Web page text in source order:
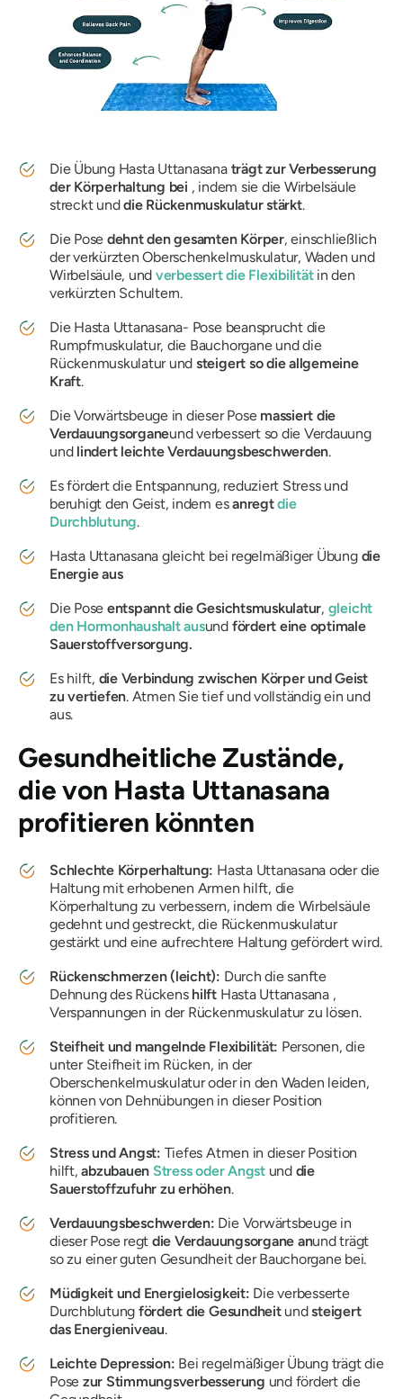
Die Übung Hasta Uttanasana trägt zur Verbesserung
der Körperhaltung bei , indem sie die Wirbelsäule
streckt unddie Rückenmuskulatur stärkt.
Die Pose dehnt den gesamten Körper, einschließlich
der verkürzten Oberschenkelmuskulatur, Waden und
Wirbelsäule, und verbessert die Flexibilitätin den
verkürzten Schultern.
Die Hasta Uttanasana- Pose beansprucht die
Rumpfmuskulatur, die Bauchorgane und die
Rückenmuskulatur und steigert so die allgemeine
Kraft.
Die Vorwärtsbeuge in dieser Pose massiert die
Verdauungsorganeund verbessert so die Verdauung
und lindert leichte Verdauungsbeschwerden.
Es fördert die Entspannung, reduziert Stress und
beruhigt den Geist, indem esanregtdie
Durchblutung.
Hasta Uttanasana gleicht bei regelmäßiger Übung die
Energie aus
Die Pose entspannt die Gesichtsmuskulatur, gleicht
den Hormonhaushalt ausund fördert eine optimale
Sauerstoffversorgung.
Es hilft, die Verbindung zwischen Körper und Geist
zu vertiefen. Atmen Sie tief und vollständig ein und
aus.
Gesundheitliche Zustände,
die von Hasta Uttanasana
profitieren könnten
Schlechte Körperhaltung: Hasta Uttanasana oder die
Haltung mit erhobenen Armen hilft, die
Körperhaltung zu verbessern, indem die Wirbelsäule
gedehnt und gestreckt, die Rückenmuskulatur
gestärkt und eine aufrechtere Haltung gefördert wird.
Rückenschmerzen (leicht): Durch die sanfte
Dehnung des Rückens hilft Hasta Uttanasana,
Verspannungen in der Rückenmuskulatur zu lösen.
Steifheit und mangelnde Flexibilität: Personen, die
unter Steifheit im Rücken, in der
Oberschenkelmuskulatur oder in den Waden leiden,
können von Dehnübungen in dieser Position
profitieren.
Stress und Angst: Tiefes Atmen in dieser Position
hilft,abzubauen Stress oder Angstund die
Sauerstoffzufuhr zu erhöhen.
Verdauungsbeschwerden: Die Vorwärtsbeuge in
dieser Pose regt die Verdauungsorgane anund trägt
so zu einer guten Gesundheit der Bauchorgane bei.
Müdigkeit und Energielosigkeit: Die verbesserte
Durchblutung fördert die Gesundheitundsteigert
das Energieniveau.
Leichte Depression: Bei regelmäßiger Übung trägt die
Pose zur Stimmungsverbesserung und fördert die